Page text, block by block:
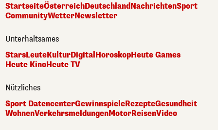
StartseiteÖsterreichDeutschlandNachrichtenSport
CommunityWetterNewsletter
Unterhaltsames
StarsLeuteKulturDigitalHoroskopHeute Games
Heute KinoHeute TV
Nützliches
Sport DatencenterGewinnspieleRezepteGesundheit
WohnenVerkehrsmeldungenMotorReisenVideo